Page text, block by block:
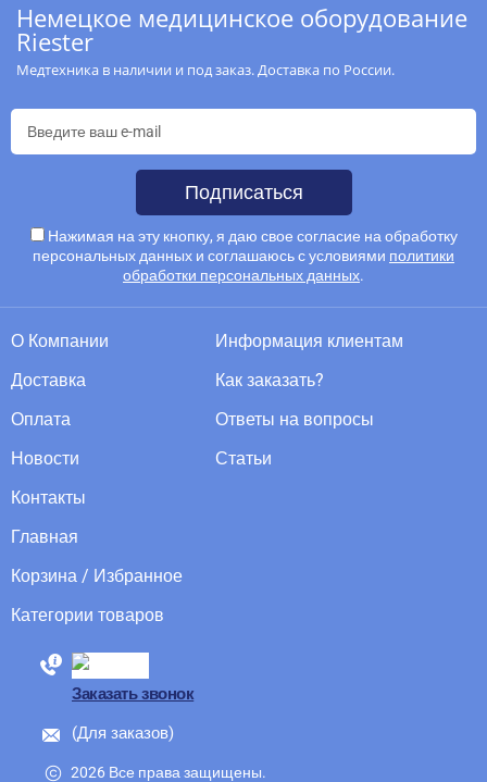
Немецкое медицинское оборудование
Riester
Медтехника в наличии и под заказ. Доставка по России.
Подписаться
Нажимая на эту кнопку, я даю свое согласие на обработку
персональных данных и соглашаюсь с условиями политики
обработки персональных данных.
О Компании
Доставка
Оплата
Новости
Информация клиентам
Как заказать?
Ответы на вопросы
Статьи
Контакты
Главная
Корзина / Избранное
Категории товаров
88005555550
Заказать звонок
(Для заказов)
2026 Все права защищены.